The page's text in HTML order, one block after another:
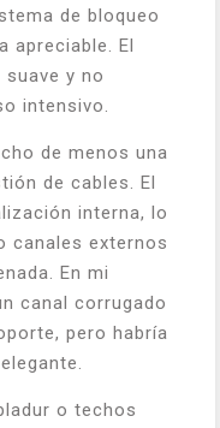
de bloqueo
apreciable. El
y no
intensivo.
de menos una
de cables. El
interna, lo
canales externos
En mi
canal corrugado
pero habría
o techos